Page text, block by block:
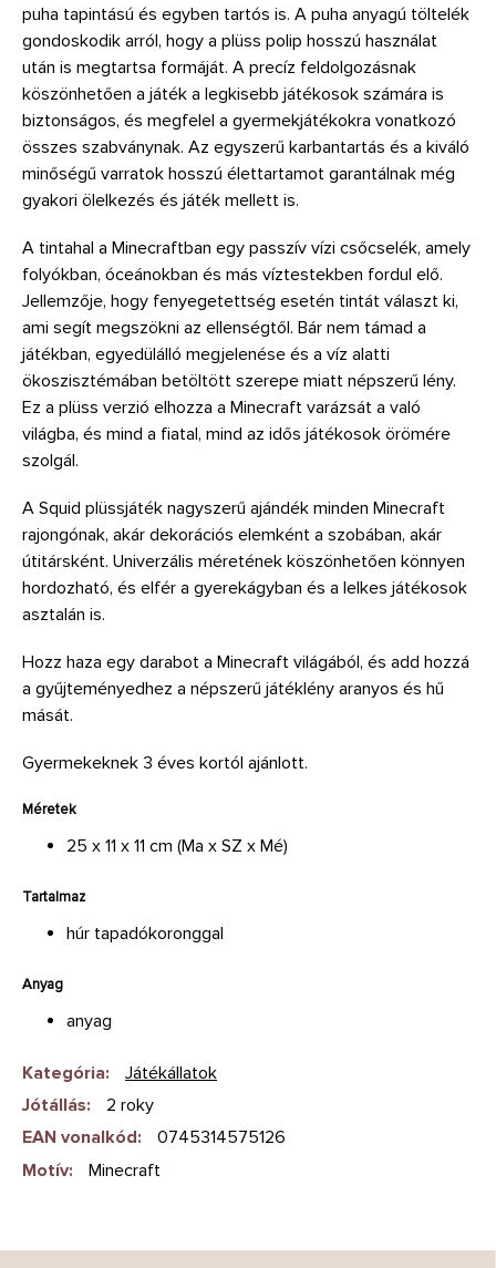
puha tapintású és egyben tartós is. A puha anyagú töltelék
gondoskodik arról, hogy a plüss polip hosszú használat
után is megtartsa formáját. A precíz feldolgozásnak
köszönhetően a játék a legkisebb játékosok számára is
biztonságos, és megfelel a gyermekjátékokra vonatkozó
összes szabványnak. Az egyszerű karbantartás és a kiváló
minőségű varratok hosszú élettartamot garantálnak még
gyakori ölelkezés és játék mellett is.
A tintahal a Minecraftban egy passzív vízi csőcselék, amely
folyókban, óceánokban és más víztestekben fordul elő.
Jellemzője, hogy fenyegetettség esetén tintát választ ki,
ami segít megszökni az ellenségtől. Bár nem támad a
játékban, egyedülálló megjelenése és a víz alatti
ökoszisztémában betöltött szerepe miatt népszerű lény.
Ez a plüss verzió elhozza a Minecraft varázsát a való
világba, és mind a fiatal, mind az idős játékosok örömére
szolgál.
A Squid plüssjáték nagyszerű ajándék minden Minecraft
rajongónak, akár dekorációs elemként a szobában, akár
útitársként. Univerzális méretének köszönhetően könnyen
hordozható, és elfér a gyerekágyban és a lelkes játékosok
asztalán is.
Hozz haza egy darabot a Minecraft világából, és add hozzá
a gyűjteményedhez a népszerű játéklény aranyos és hű
mását.
Gyermekeknek 3 éves kortól ajánlott.
Méretek
25 x 11 x 11 cm (Ma x SZ x Mé)
Tartalmaz
húr tapadókoronggal
Anyag
anyag
Kategória:
Játékállatok
Jótállás:
2 roky
EAN vonalkód:
0745314575126
Motív: Minecraft